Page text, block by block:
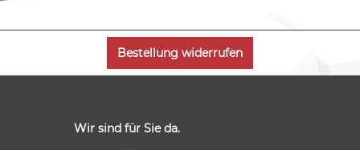
vielfältige Auswahl aufgabenspezifischer
Düsen ist optimal auf jeden Anwendungsfall
ausgelegt. Glasschutzdüse, Länge 75 mm (1
609 390 452). Tragekoffer
Bestellung widerrufen
Wir sind für Sie da.